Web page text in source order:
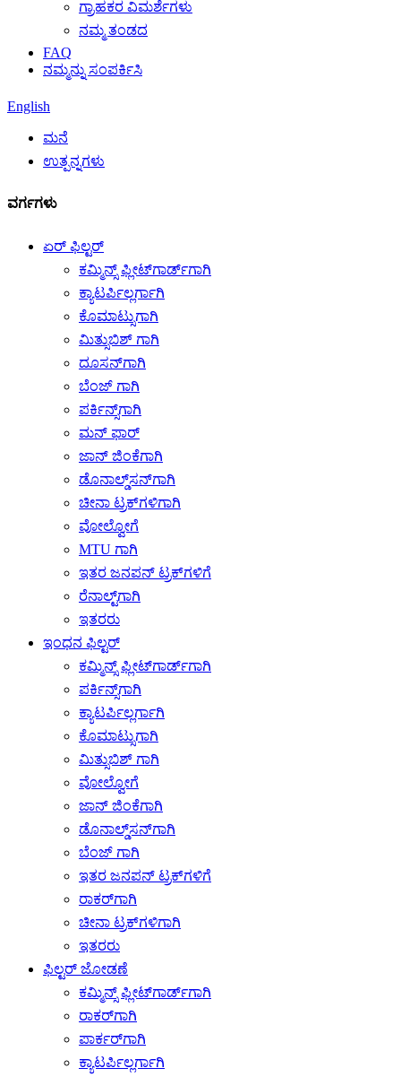
ಗ್ರಾಹಕರ ವಿಮರ್ಶೆಗಳು
ನಮ್ಮ ತಂಡದ
FAQ
ನಮ್ಮನ್ನು ಸಂಪರ್ಕಿಸಿ
English
ಮನೆ
ಉತ್ಪನ್ನಗಳು
ವರ್ಗಗಳು
ಏರ್ ಫಿಲ್ಟರ್
ಕಮ್ಮಿನ್ಸ್ ಫ್ಲೀಟ್‌ಗಾರ್ಡ್‌ಗಾಗಿ
ಕ್ಯಾಟರ್ಪಿಲ್ಲರ್ಗಾಗಿ
ಕೊಮಾಟ್ಸುಗಾಗಿ
ಮಿತ್ಸುಬಿಶ್ ಗಾಗಿ
ದೂಸನ್‌ಗಾಗಿ
ಬೆಂಜ್ ಗಾಗಿ
ಪರ್ಕಿನ್ಸ್‌ಗಾಗಿ
ಮನ್ ಫಾರ್
ಜಾನ್ ಜಿಂಕೆಗಾಗಿ
ಡೊನಾಲ್ಡ್‌ಸನ್‌ಗಾಗಿ
ಚೀನಾ ಟ್ರಕ್‌ಗಳಿಗಾಗಿ
ವೋಲ್ವೋಗೆ
MTU ಗಾಗಿ
ಇತರ ಜನಪನ್ ಟ್ರಕ್‌ಗಳಿಗೆ
ರೆನಾಲ್ಟ್‌ಗಾಗಿ
ಇತರರು
ಇಂಧನ ಫಿಲ್ಟರ್
ಕಮ್ಮಿನ್ಸ್ ಫ್ಲೀಟ್‌ಗಾರ್ಡ್‌ಗಾಗಿ
ಪರ್ಕಿನ್ಸ್‌ಗಾಗಿ
ಕ್ಯಾಟರ್ಪಿಲ್ಲರ್ಗಾಗಿ
ಕೊಮಾಟ್ಸುಗಾಗಿ
ಮಿತ್ಸುಬಿಶ್ ಗಾಗಿ
ವೋಲ್ವೋಗೆ
ಜಾನ್ ಜಿಂಕೆಗಾಗಿ
ಡೊನಾಲ್ಡ್‌ಸನ್‌ಗಾಗಿ
ಬೆಂಜ್ ಗಾಗಿ
ಇತರ ಜನಪನ್ ಟ್ರಕ್‌ಗಳಿಗೆ
ರಾಕರ್‌ಗಾಗಿ
ಚೀನಾ ಟ್ರಕ್‌ಗಳಿಗಾಗಿ
ಇತರರು
ಫಿಲ್ಟರ್ ಜೋಡಣೆ
ಕಮ್ಮಿನ್ಸ್ ಫ್ಲೀಟ್‌ಗಾರ್ಡ್‌ಗಾಗಿ
ರಾಕರ್‌ಗಾಗಿ
ಪಾರ್ಕರ್‌ಗಾಗಿ
ಕ್ಯಾಟರ್ಪಿಲ್ಲರ್ಗಾಗಿ